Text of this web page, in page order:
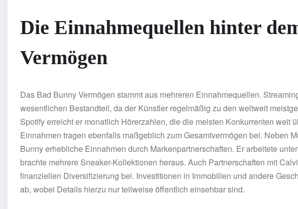
Die Einnahmequellen hinter
Vermögen
Das Bad Bunny Vermögen stammt aus mehreren Einnahmequellen.
wesentlichen Bestandteil, da der Künstler regelmäßig zu den weltweit
Spotify erreicht er monatlich Hörerzahlen, die die meisten Konkurrenten weit
Einnahmen tragen ebenfalls maßgeblich zum Gesamtvermögen bei. Neben
Bunny erhebliche Einnahmen durch Markenpartnerschaften. Er arbeitete
brachte mehrere Sneaker-Kollektionen heraus. Auch Partnerschaften mit
finanziellen Diversifizierung bei. Investitionen in Immobilien und andere
ab, wobei Details hierzu nur teilweise öffentlich einsehbar sind.